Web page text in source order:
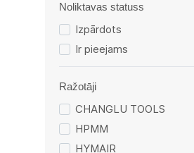
Noliktavas statuss
Izpārdots
Ir pieejams
Ražotāji
CHANGLU TOOLS
HPMM
HYMAIR